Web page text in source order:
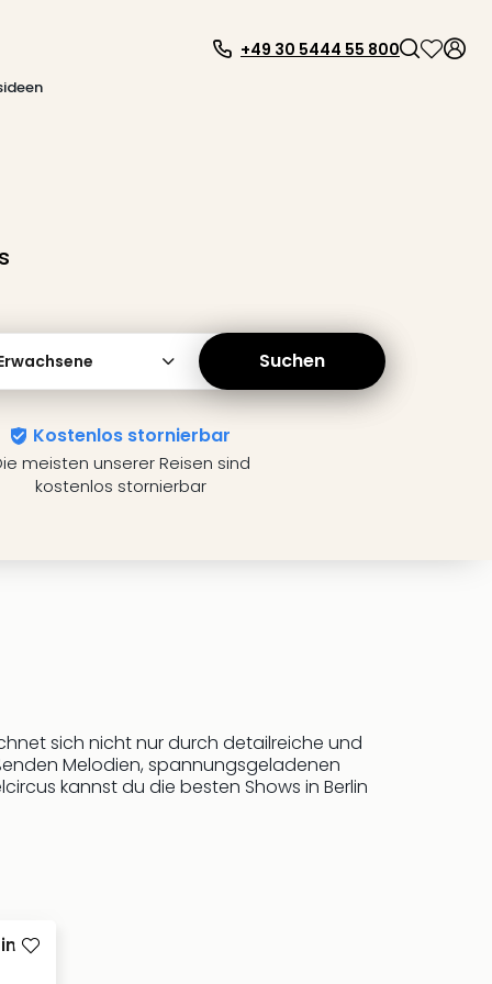
+49 30 5444 55 800
Suchen
Kostenlos stornierbar
meisten unserer Reisen sind
kostenlos stornierbar
sich nicht nur durch detailreiche und
Melodien, spannungsgeladenen
kannst du die besten Shows in Berlin